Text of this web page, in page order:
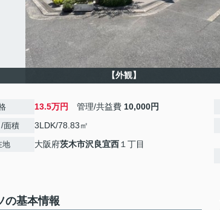
【外観】
13.5万円 管理/共益費 10,000円
面積 3LDK/78.83㎡
地 大阪府茨木市沢良宜西 １丁目
の基本情報